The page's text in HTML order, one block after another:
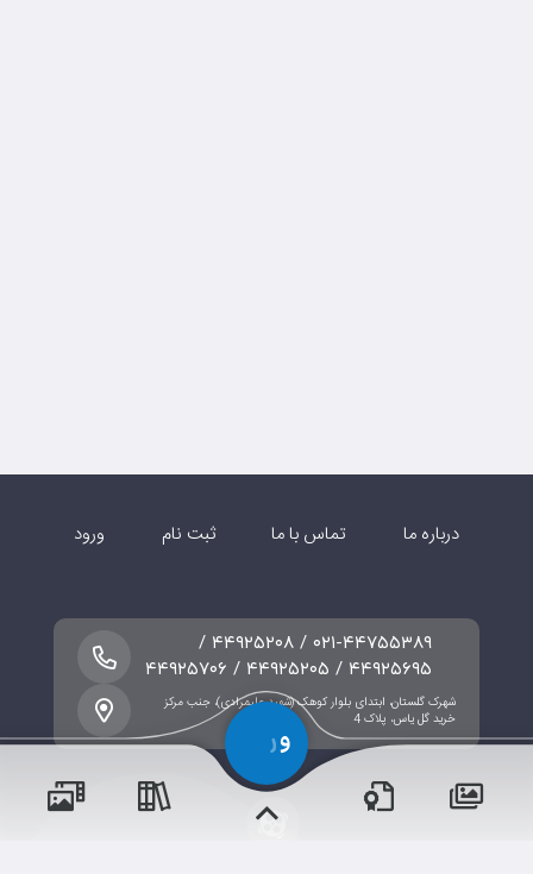
درباره ما تماس با ما ثبت نام ورود
شهرک گلستان، ابتدای بلوار کوهک (شهید علیمرادی)، جنب مرکز
خرید گل یاس، پلاک 4
۰۲۱-۴۴۷۵۵۳۸۹ / ۴۴۹۲۵۲۰۸ /
۴۴۹۲۵۶۹۵ / ۴۴۹۲۵۲۰۵ / ۴۴۹۲۵۷۰۶